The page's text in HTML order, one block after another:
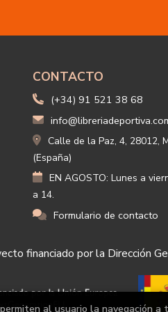
CONTACTO
(+34) 91 521 38 68
Calle de la Paz, 4, 28012,
(España)
EN AGOSTO: Lunes a
a 14.
Formulario de contacto
financiado por la Dirección
al usuario la navegación